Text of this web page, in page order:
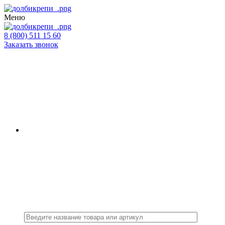
Меню
8 (800) 511 15 60
Заказать звонок